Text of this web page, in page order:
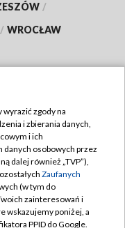
/
/ WROCŁAW
zgody na
i zbierania danych,
i ich
danych osobowych przez
dalej również „TVP”),
Zaufanych
(w tym do
zainteresowań i
wskazujemy poniżej, a
PPID do Google.